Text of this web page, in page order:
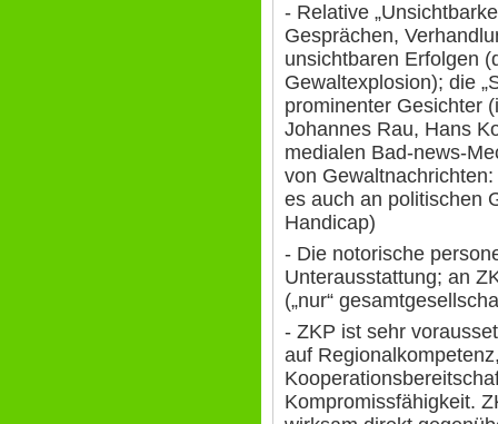
- Relative
Gesprächen,
unsichtbaren Erfolgen
Gewaltexplosion); die
prominenter Gesichter
Johannes Rau, Hans
medialen Bad-news-
von
es auch an politischen
Handicap)
- Die notorische
Unterausstattung; an
(„nur“
- ZKP ist sehr
auf
Kompromissfähigkeit.